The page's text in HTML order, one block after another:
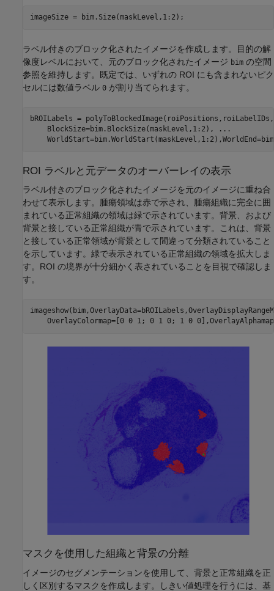
imageSize = bim.Size(maskLevel,1:2);
ラベル付きのブロック化されたイメージを作成します。目的の解
像度レベルにおいて、元のブロック化されたイメージ bim の空間
参照を維持します。既定では、いずれの ROI にも含まれないピク
セルには数値ラベル 0 が割り当てられます。
bROILabels =
    BlockSize=bim.BlockSize(maskLevel,1:2),
...
ROI ラベルと元データのオーバーレイの表示
ラベル付きのブロック化されたイメージを元のイメージに重ね合
わせて表示します。腫瘍領域は赤で示され、腫瘍組織に完全に囲
まれている正常組織の領域は緑で示されています。背景、および
背景と接している正常組織が青で示されています。これは、背景
と接している正常領域が背景として間違って分類されていること
を示しています。緑で表示されている正常組織の領域を拡大しま
す。ROI の境界が十分細かく表されていることを目視で確認しま
す。
OverlayColormap=[0 0 1; 0 1 0; 1 0
マスクを使用した組織と背景の分離
イメージのセグメンテーションを使用して、背景と正常組織を正
しく区別するマスクを作成します。しきい値処理を行うには、基